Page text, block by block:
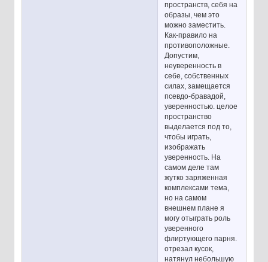
пространств, себя на
образы, чем это
можно заместить.
Как-правило на
противоположные.
Допустим,
неуверенность в
себе, собственных
силах, замещается
псевдо-бравадой,
уверенностью. целое
пространство
выделается под то,
чтобы играть,
изображать
уверенность. На
самом деле там
жутко заряженная
комплексами тема,
но на самом
внешнем плане я
могу отыграть роль
уверенного
флиртующего парня.
отрезал кусок,
натянул небольшую